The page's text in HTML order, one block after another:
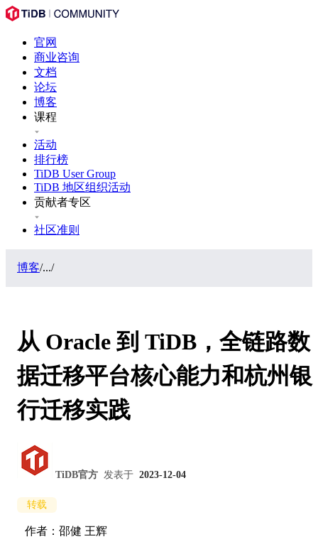
官网
商业咨询
文档
论坛
博客
课程
活动
排行榜
TiDB User Group
TiDB 地区组织活动
贡献者专区
社区准则
博客/.../
从 Oracle 到 TiDB，全链路数
据迁移平台核心能力和杭州银
行迁移实践
TiDB官方 发表于 2023-12-04
转载
作者：邵健 王辉